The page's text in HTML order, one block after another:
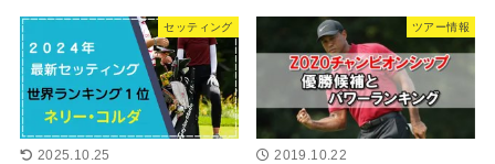
セッティング
2025.10.25
ツアー情報
2019.10.22